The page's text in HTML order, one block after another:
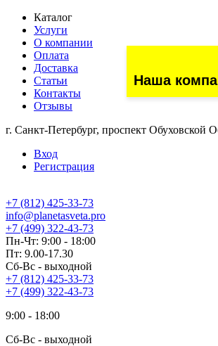
Каталог
Услуги
О компании
Оплата
Доставка
Статьи
Контакты
Отзывы
г. Санкт-Петербург, проспект Обуховской
Вход
Регистрация
+7 (812) 425-33-73
Наша
info@planetasveta.pro
+7 (499) 322-43-73
Пн-Чт: 9:00 - 18:00
Пт: 9.00-17.30
Сб-Вс - выходной
+7 (812) 425-33-73
+7 (499) 322-43-73
9:00 - 18:00
Сб-Вс - выходной